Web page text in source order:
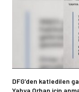
DFG’den katledilen